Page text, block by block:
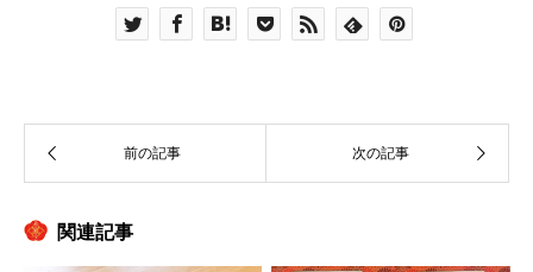
関連記事